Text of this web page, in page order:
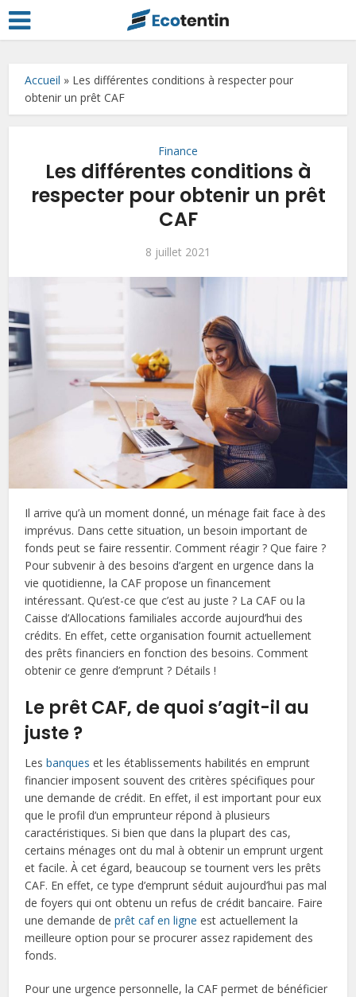
Accueil » Les différentes conditions à respecter pour
obtenir un prêt CAF
Finance
Les différentes conditions à
respecter pour obtenir un prêt
CAF
8 juillet 2021
Il arrive qu’à un moment donné, un ménage fait face à des
imprévus. Dans cette situation, un besoin important de
fonds peut se faire ressentir. Comment réagir ? Que faire ?
Pour subvenir à des besoins d’argent en urgence dans la
vie quotidienne, la CAF propose un financement
intéressant. Qu’est-ce que c’est au juste ? La CAF ou la
Caisse d’Allocations familiales accorde aujourd’hui des
crédits. En effet, cette organisation fournit actuellement
des prêts financiers en fonction des besoins. Comment
obtenir ce genre d’emprunt ? Détails !
Le prêt CAF, de quoi s’agit-il au
juste ?
Lesbanques et les établissements habilités en emprunt
financier imposent souvent des critères spécifiques pour
une demande de crédit. En effet, il est important pour eux
que le profil d’un emprunteur répond à plusieurs
caractéristiques. Si bien que dans la plupart des cas,
certains ménages ont du mal à obtenir un emprunt urgent
et facile. À cet égard, beaucoup se tournent vers les prêts
CAF. En effet, ce type d’emprunt séduit aujourd’hui pas mal
de foyers qui ont obtenu un refus de crédit bancaire. Faire
une demande deprêt caf en ligne est actuellement la
meilleure option pour se procurer assez rapidement des
fonds.
Pour une urgence personnelle, la CAF permet de bénéficier